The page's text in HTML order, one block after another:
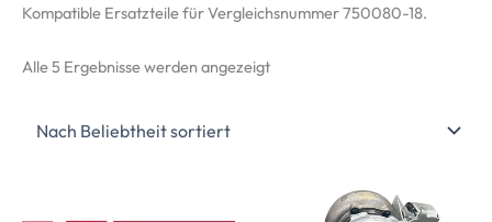
Kompatible Ersatzteile für Vergleichsnummer 750080-18.
Alle 5 Ergebnisse werden angezeigtNach